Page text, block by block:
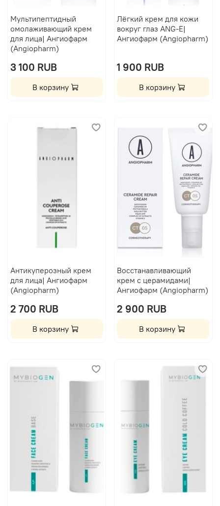
Мультипептидный
омолаживающий крем
для лица| Ангиофарм
(Angiopharm)
3 100 RUB
В корзину
Лёгкий крем для кожи
вокруг глаз ANG-E|
Ангиофарм (Angiopharm)
1 900 RUB
В корзину
Антикуперозный крем
для лица| Ангиофарм
(Angiopharm)
2 700 RUB
В корзину
Восстанавливающий
крем с церамидами|
Ангиофарм (Angiopharm)
2 900 RUB
В корзину